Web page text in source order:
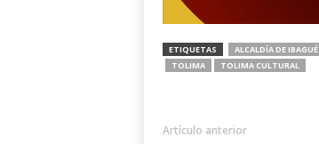
ETIQUETAS ALCALDÍA DE IBAGUÉ
TOLIMA
TOLIMA CULTURAL
Artículo anterior